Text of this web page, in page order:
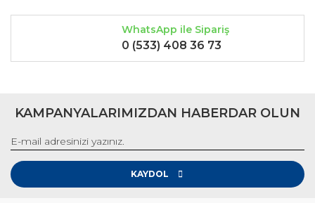
WhatsApp ile Sipariş
0 (533) 408 36 73
KAMPANYALARIMIZDAN HABERDAR OLUN
KAYDOL